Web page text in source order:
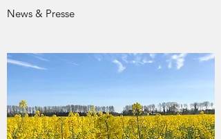
News & Presse